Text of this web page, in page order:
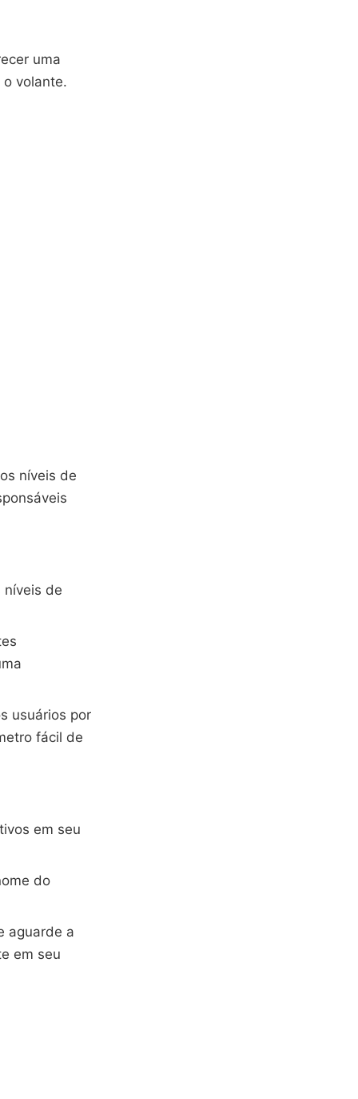
uma
volante.
níveis de
níveis de
usuários por
fácil de
em seu
do
aguarde a
em seu